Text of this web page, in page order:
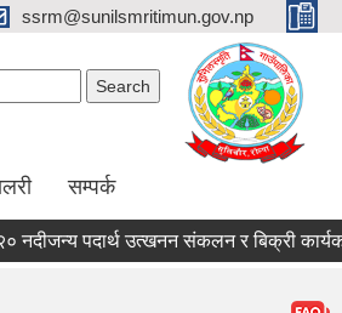
ssrm@sunilsmritimun.gov.np
सम्पर्क
पदार्थ उत्खनन संकलन र बिक्री कार्यको